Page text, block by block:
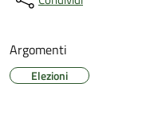
Argomenti
Elezioni